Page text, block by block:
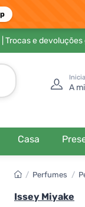
| Trocas e
A
Casa
/ Perfumes /
Issey Miyake